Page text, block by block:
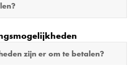
zijn er om te betalen?